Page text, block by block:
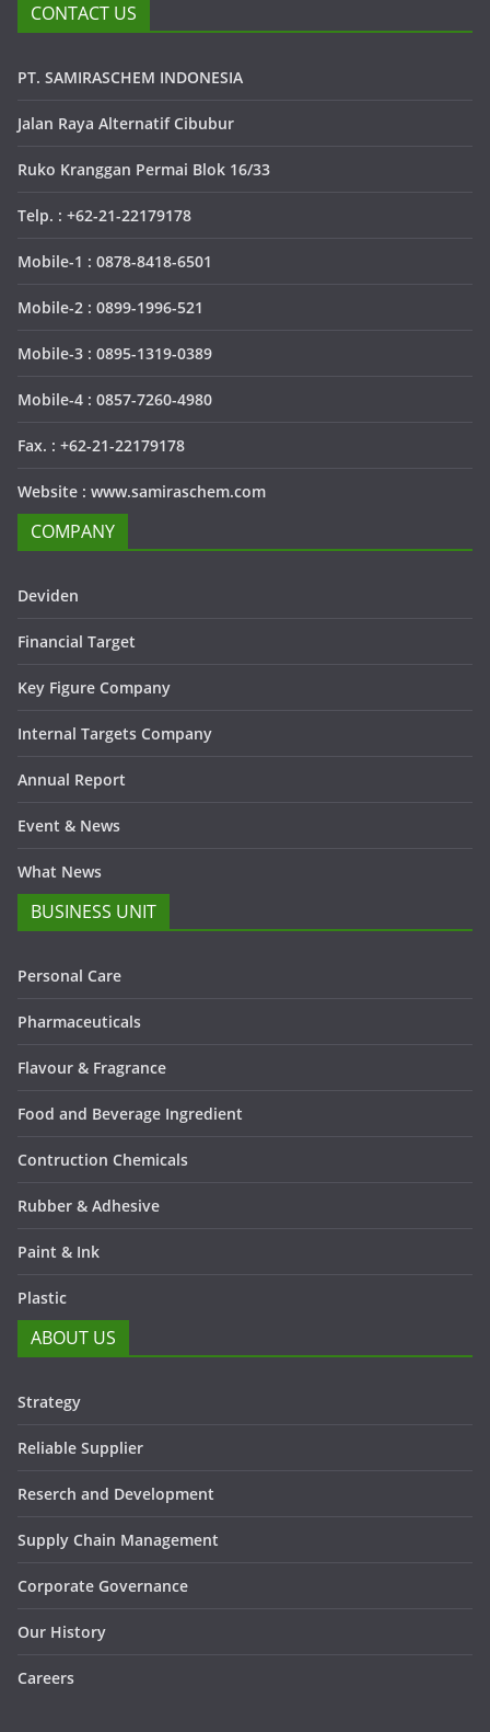
CONTACT US
PT. SAMIRASCHEM INDONESIA
Jalan Raya Alternatif Cibubur
Ruko Kranggan Permai Blok 16/33
Telp. : +62-21-22179178
Mobile-1 : 0878-8418-6501
Mobile-2 : 0899-1996-521
Mobile-3 : 0895-1319-0389
Mobile-4 : 0857-7260-4980
Fax. : +62-21-22179178
Website : www.samiraschem.com
COMPANY
Deviden
Financial Target
Key Figure Company
Internal Targets Company
Annual Report
Event & News
What News
BUSINESS UNIT
Personal Care
Pharmaceuticals
Flavour & Fragrance
Food and Beverage Ingredient
Contruction Chemicals
Rubber & Adhesive
Paint & Ink
Plastic
ABOUT US
Strategy
Reliable Supplier
Reserch and Development
Supply Chain Management
Corporate Governance
Our History
Careers